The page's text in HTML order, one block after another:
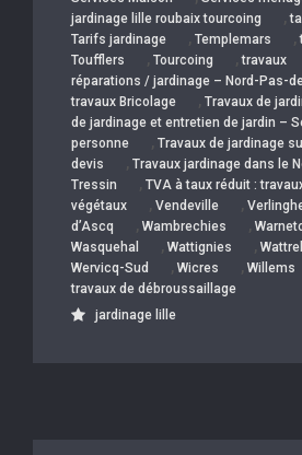
jardinage lille roubaix tourcoing
,
Tarifs jardinage , Templemars ,
Toufflers , Tourcoing ,travaux
réparations / jardinage – Nord-Pas-
travaux Bricolage , Travaux de
de jardinage et entretien de jardin –
personne
, Travaux de jardinage
devis
, Travaux jardinage dans le
Tressin , TVA à taux réduit :
végétaux , Vendeville ,
d’Ascq
, Wambrechies ,
Wasquehal , Wattignies ,
Wervicq-Sud , Wicres , Willems
travaux de débroussaillage
jardinage lille